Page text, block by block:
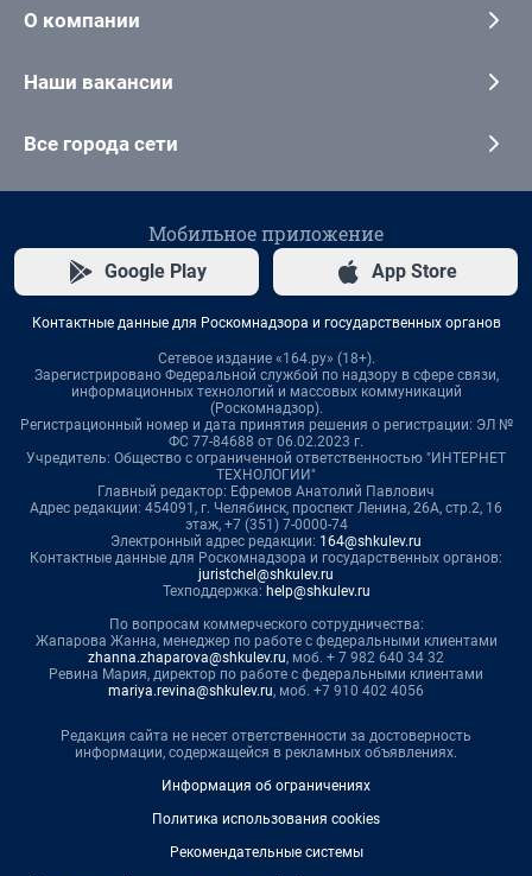
О компании
Наши вакансии
Все города сети
Мобильное приложение
Google Play App Store
Контактные данные для Роскомнадзора и государственных органов
Сетевое издание «164.ру» (18+).
Зарегистрировано Федеральной службой по надзору в сфере связи,
информационных технологий и массовых коммуникаций
(Роскомнадзор).
Регистрационный номер и дата принятия решения о регистрации: ЭЛ №
ФС 77-84688 от 06.02.2023 г.
Учредитель: Общество с ограниченной ответственностью "ИНТЕРНЕТ
ТЕХНОЛОГИИ"
Главный редактор: Ефремов Анатолий Павлович
Адрес редакции: 454091, г. Челябинск, проспект Ленина, 26А, стр.2, 16
этаж, +7 (351) 7-0000-74
Электронный адрес редакции: 164@shkulev.ru
Контактные данные для Роскомнадзора и государственных органов:
juristchel@shkulev.ru
Техподдержка: help@shkulev.ru
По вопросам коммерческого сотрудничества:
Жапарова Жанна, менеджер по работе с федеральными клиентами
zhanna.zhaparova@shkulev.ru, моб. + 7 982 640 34 32
Ревина Мария, директор по работе с федеральными клиентами
mariya.revina@shkulev.ru, моб. +7 910 402 4056
Редакция сайта не несет ответственности за достоверность
информации, содержащейся в рекламных объявлениях.
Информация об ограничениях
Политика использования cookies
Рекомендательные системы